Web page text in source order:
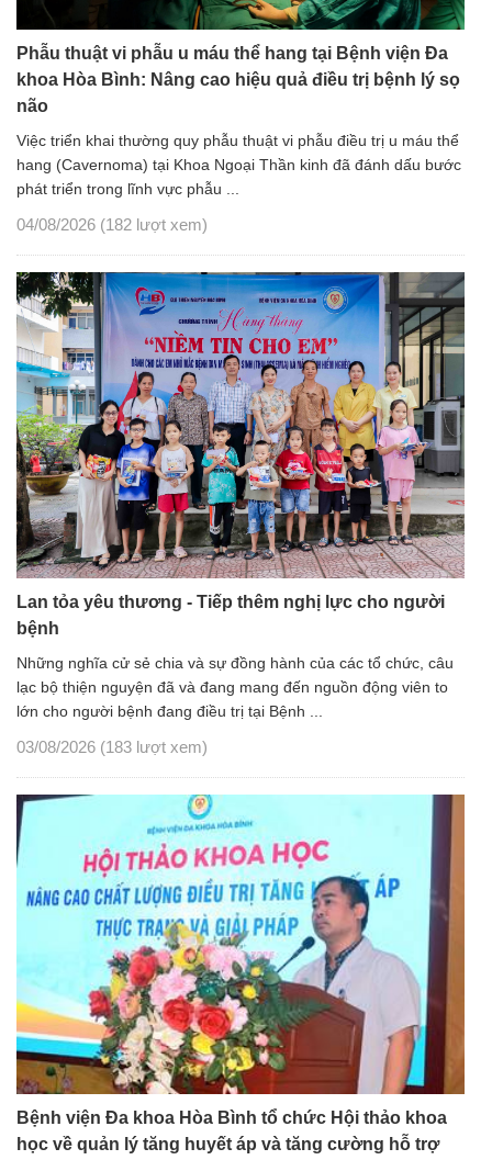
Phẫu thuật vi phẫu u máu thể hang tại Bệnh viện Đa
khoa Hòa Bình: Nâng cao hiệu quả điều trị bệnh lý sọ
não
Việc triển khai thường quy phẫu thuật vi phẫu điều trị u máu thể
hang (Cavernoma) tại Khoa Ngoại Thần kinh đã đánh dấu bước
phát triển trong lĩnh vực phẫu ...
04/08/2026 (182 lượt xem)
Lan tỏa yêu thương - Tiếp thêm nghị lực cho người
bệnh
Những nghĩa cử sẻ chia và sự đồng hành của các tổ chức, câu
lạc bộ thiện nguyện đã và đang mang đến nguồn động viên to
lớn cho người bệnh đang điều trị tại Bệnh ...
03/08/2026 (183 lượt xem)
Bệnh viện Đa khoa Hòa Bình tổ chức Hội thảo khoa
học về quản lý tăng huyết áp và tăng cường hỗ trợ